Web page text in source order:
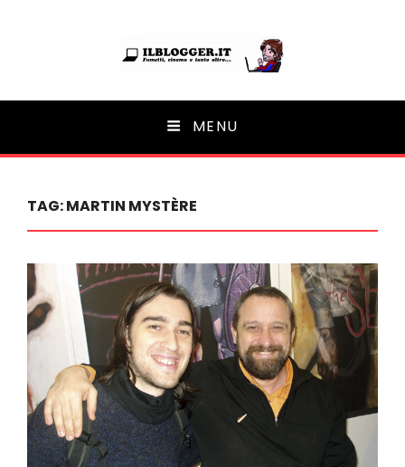
Ilblogger.it
Il portalino di blog | MENU
TAG:MARTIN MYSTÈRE